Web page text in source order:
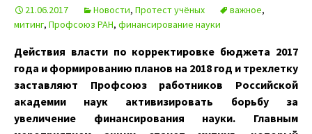
21.06.2017 Новости, Протест учёных важное,
митинг, Профсоюз РАН, финансирование науки
Действия власти по корректировке бюджета 2017
года и формированию планов на 2018 год и трехлетку
заставляют Профсоюз работников Российской
академии наук активизировать борьбу за
увеличение финансирования науки. Главным